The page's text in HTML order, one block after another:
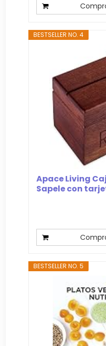
BESTSELLER NO. 4
Apace Living
Sapele con
BESTSELLER NO. 5